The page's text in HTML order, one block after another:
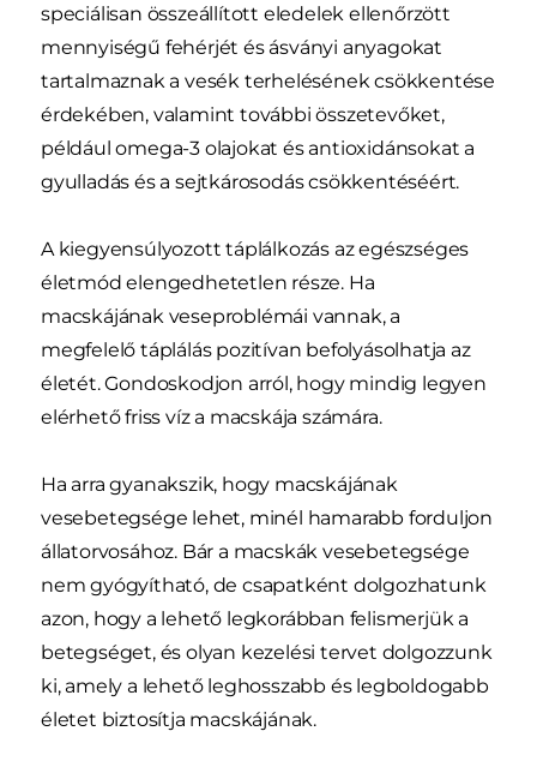
speciálisan összeállított eledelek ellenőrzött
mennyiségű fehérjét és ásványi anyagokat
tartalmaznak a vesék terhelésének csökkentése
érdekében, valamint további összetevőket,
például omega-3 olajokat és antioxidánsokat a
gyulladás és a sejtkárosodás csökkentéséért.
A kiegyensúlyozott táplálkozás az egészséges
életmód elengedhetetlen része. Ha
macskájának veseproblémái vannak, a
megfelelő táplálás pozitívan befolyásolhatja az
életét. Gondoskodjon arról, hogy mindig legyen
elérhető friss víz a macskája számára.
Ha arra gyanakszik, hogy macskájának
vesebetegsége lehet, minél hamarabb forduljon
állatorvosához. Bár a macskák vesebetegsége
nem gyógyítható, de csapatként dolgozhatunk
azon, hogy a lehető legkorábban felismerjük a
betegséget, és olyan kezelési tervet dolgozzunk
ki, amely a lehető leghosszabb és legboldogabb
életet biztosítja macskájának.